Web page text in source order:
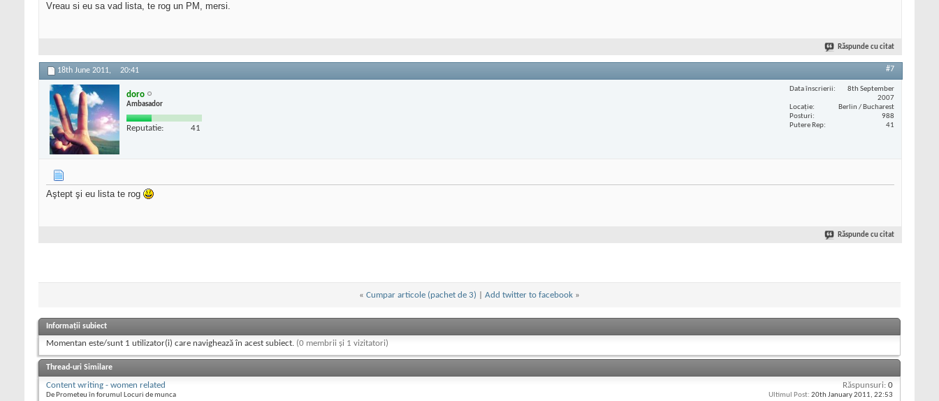
Vreau si eu sa vad lista, te rog un PM, mersi.
Răspunde cu citat
18th June 2011, 20:41 #7
doro
Ambasador
Reputatie: 41
Data înscrierii
8th September
2007
Locaţie
Berlin / Bucharest
Posturi
988
Putere Rep
41
Aştept şi eu lista te rog
Răspunde cu citat
« Cumpar articole (pachet de 3) Add twitter to facebook »
Informații subiect
Momentan este/sunt 1 utilizator(i) care navighează în acest subiect. (0 membrii și 1 vizitatori)
Thread-uri Similare
Content writing - women related
De Prometeu în forumul Locuri de munca
Răspunsuri: 0
Ultimul Post: 20th January 2011, 22:53